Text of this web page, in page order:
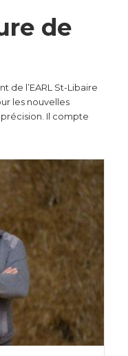
de
de l’EARL St-Libaire
les nouvelles
Il compte